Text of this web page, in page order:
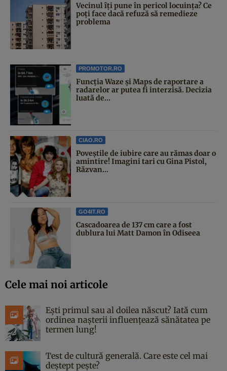
Vecinul îți pune în pericol locuința? Ce
poți face dacă refuză să remedieze
problema
PROMOTOR.RO
Funcția Waze și Maps de raportare a
radarelor ar putea fi interzisă. Decizia
luată de...
CIAO.RO
Poveştile de iubire care au rămas doar o
amintire! Imagini tari cu Gina Pistol,
Răzvan...
GO4IT.RO
Cascadoarea de 137 cm care a fost
dublura lui Matt Damon în Odiseea
Cele mai noi articole
Ești primul sau al doilea născut? Iată cum
ordinea nașterii influențează sănătatea pe
termen lung!
Test de cultură generală. Care este cel mai
deștept pește?